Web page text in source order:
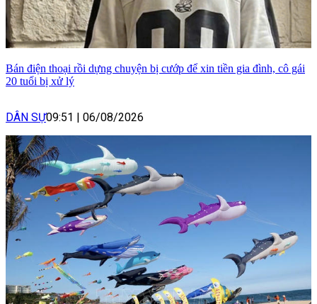
Bán điện thoại rồi dựng chuyện bị cướp để xin tiền gia đình, cô gái
20 tuổi bị xử lý
DÂN SỰ09:51 06/08/2026